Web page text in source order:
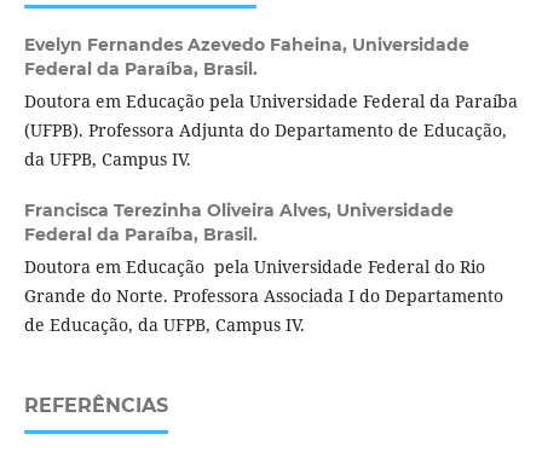
Evelyn Fernandes Azevedo Faheina, Universidade
Federal da Paraíba, Brasil.
Doutora em Educação pela Universidade Federal da Paraíba
(UFPB). Professora Adjunta do Departamento de Educação,
da UFPB, Campus IV.
Francisca Terezinha Oliveira Alves, Universidade
Federal da Paraíba, Brasil.
Doutora em Educação pela Universidade Federal do Rio
Grande do Norte. Professora Associada I do Departamento
de Educação, da UFPB, Campus IV.
REFERÊNCIAS